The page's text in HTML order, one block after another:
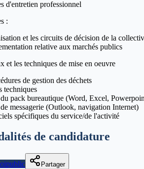
d'entretien professionnel
:
et les circuits de décision de la
relative aux marchés publics
et les techniques de mise en oeuvre
de gestion des déchets
techniques
pack bureautique (Word, Excel,
messagerie (Outlook, navigation Internet)
spécifiques du service/de l'activité
de candidature
Partager